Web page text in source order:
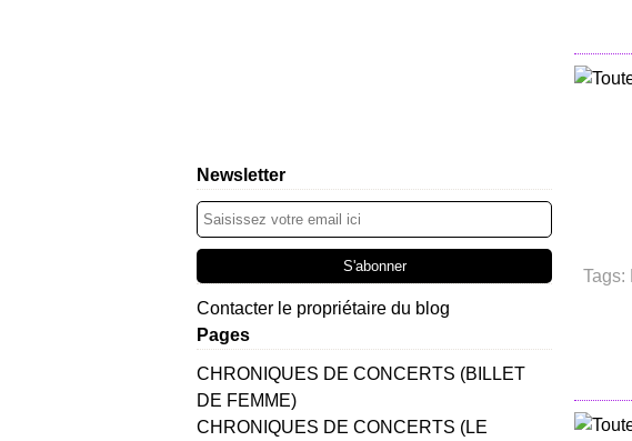
Newsletter
Contacter le propriétaire du blog
Pages
CHRONIQUES DE CONCERTS (BILLET
DE FEMME)
CHRONIQUES DE CONCERTS (LE
Tags: